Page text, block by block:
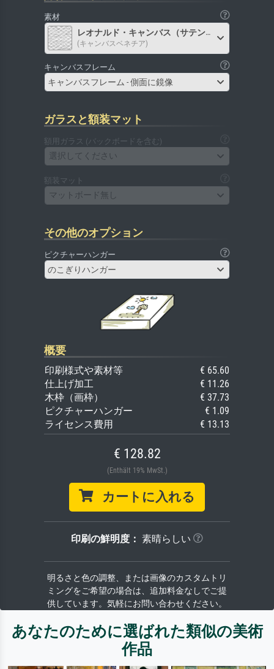
素材
レオナルド・キャンバス（サテン）
(キャンバスベネチア)
キャンバスフレーム
キャンバスフレーム - 側面に鏡像
ガラスと額装マット
額用ガラス (バックボードを含む)
選択してください
額装マット
マットボード無し
その他のオプション
ピクチャーハンガー
のこぎりハンガー
概要
印刷様式や素材等
€ 65.60
仕上げ加工
€ 11.26
木枠（画枠）
€ 37.73
ピクチャーハンガー
€ 1.09
ライセンス費用
€ 13.13
€ 128.82
(Enthält 19% MwSt.)
カートに入れる
印刷の鮮明度： 素晴らしい
明るさと色の調整、または画像のカスタムトリ
ミングをご希望の場合は、追加料金なしでご提
供しています。気軽にお問い合わせください。
あなたのために選ばれた類似の美術
作品